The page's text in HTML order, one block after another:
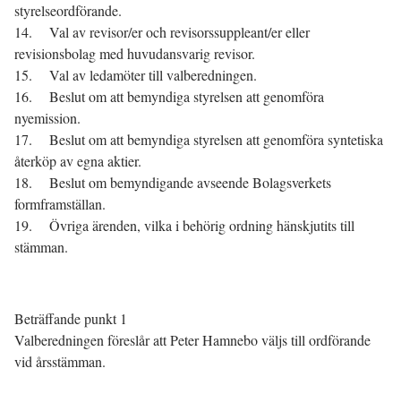
styrelseordförande.
14. Val av revisor/er och revisorssuppleant/er eller
revisionsbolag med huvudansvarig revisor.
15. Val av ledamöter till valberedningen.
16. Beslut om att bemyndiga styrelsen att genomföra
nyemission.
17. Beslut om att bemyndiga styrelsen att genomföra syntetiska
återköp av egna aktier.
18. Beslut om bemyndigande avseende Bolagsverkets
formframställan.
19. Övriga ärenden, vilka i behörig ordning hänskjutits till
stämman.
Beträffande punkt 1
Valberedningen föreslår att Peter Hamnebo väljs till ordförande
vid årsstämman.